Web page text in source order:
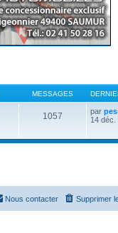
MESSAGES
1057 par
14 déc.
Supprimer
Nous contacter